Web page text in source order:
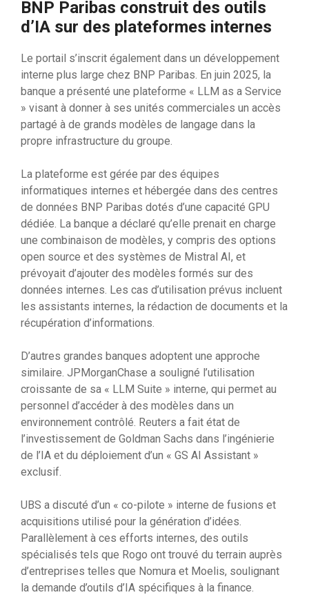
BNP Paribas construit des outils
d’IA sur des plateformes internes
Le portail s’inscrit également dans un développement
interne plus large chez BNP Paribas. En juin 2025, la
banque a présenté une plateforme « LLM as a Service
» visant à donner à ses unités commerciales un accès
partagé à de grands modèles de langage dans la
propre infrastructure du groupe.
La plateforme est gérée par des équipes
informatiques internes et hébergée dans des centres
de données BNP Paribas dotés d’une capacité GPU
dédiée. La banque a déclaré qu’elle prenait en charge
une combinaison de modèles, y compris des options
open source et des systèmes de Mistral AI, et
prévoyait d’ajouter des modèles formés sur des
données internes. Les cas d’utilisation prévus incluent
les assistants internes, la rédaction de documents et la
récupération d’informations.
D’autres grandes banques adoptent une approche
similaire. JPMorganChase a souligné l’utilisation
croissante de sa « LLM Suite » interne, qui permet au
personnel d’accéder à des modèles dans un
environnement contrôlé. Reuters a fait état de
l’investissement de Goldman Sachs dans l’ingénierie
de l’IA et du déploiement d’un « GS AI Assistant »
exclusif.
UBS a discuté d’un « co-pilote » interne de fusions et
acquisitions utilisé pour la génération d’idées.
Parallèlement à ces efforts internes, des outils
spécialisés tels que Rogo ont trouvé du terrain auprès
d’entreprises telles que Nomura et Moelis, soulignant
la demande d’outils d’IA spécifiques à la finance.